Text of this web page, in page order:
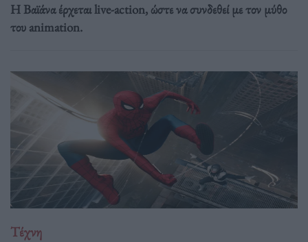
Η Βαϊάνα έρχεται live-action, ώστε να συνδεθεί με τον μύθο
του animation.
Τέχνη